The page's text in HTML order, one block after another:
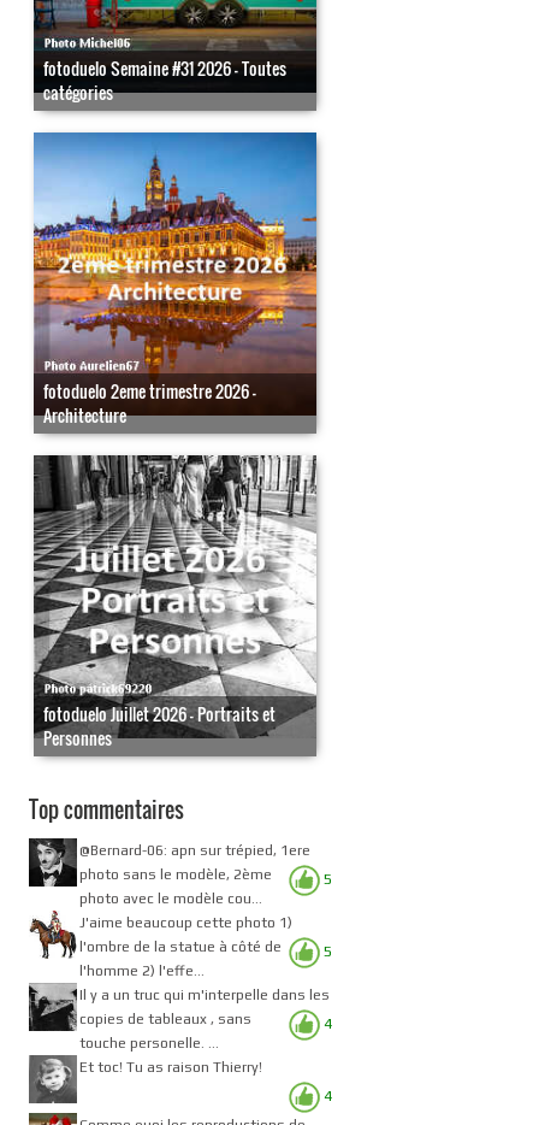
fotoduelo Semaine #31 2026 - Toutes
catégories
fotoduelo 2eme trimestre 2026 -
Architecture
fotoduelo Juillet 2026 - Portraits et
Personnes
Top commentaires
5
@Bernard-06: apn sur trépied, 1ere
photo sans le modèle, 2ème
photo avec le modèle cou...
5
J'aime beaucoup cette photo 1)
l'ombre de la statue à côté de
l'homme 2) l'effe...
4
Il y a un truc qui m'interpelle dans les
copies de tableaux , sans
touche personelle. ...
4
Et toc! Tu as raison Thierry!